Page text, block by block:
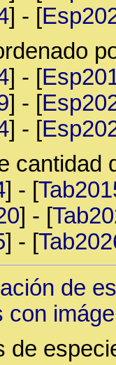
] - [
] - [
] - [
] - [
cantidad
] - [
] - [
] - [
de
con
de